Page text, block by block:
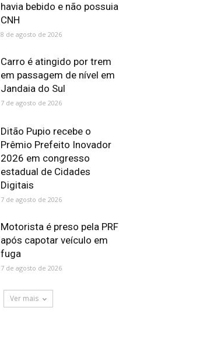
havia bebido e não possuia
CNH
8 de agosto de 2026
Carro é atingido por trem
em passagem de nível em
Jandaia do Sul
7 de agosto de 2026
Ditão Pupio recebe o
Prêmio Prefeito Inovador
2026 em congresso
estadual de Cidades
Digitais
7 de agosto de 2026
Motorista é preso pela PRF
após capotar veículo em
fuga
7 de agosto de 2026
Ver mais